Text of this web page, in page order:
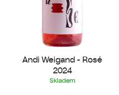
Andi Weigand - Rosé
2024
Skladem